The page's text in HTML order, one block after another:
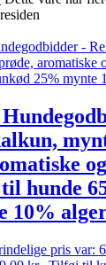
hunde
10%
pris var: